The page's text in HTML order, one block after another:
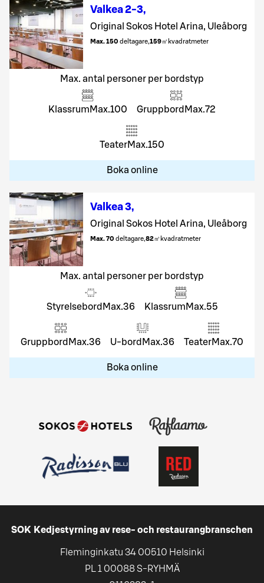
Valkea 2-3,
Original Sokos Hotel Arina, Uleåborg
Max. 150 deltagare,159㎡ kvadratmeter
Max. antal personer per bordstyp
Klassrum Max.100 Gruppbord Max.72
TeaterMax.150
Boka online
Valkea 3,
Original Sokos Hotel Arina, Uleåborg
Max. 70 deltagare,82㎡ kvadratmeter
Max. antal personer per bordstyp
Styrelsebord Max.36 Klassrum Max.55
Gruppbord Max.36 U-bord Max.36 TeaterMax.70
Boka online
SOK Kedjestyrning av rese- och restaurangbranschen
Fleminginkatu 34 00510 Helsinki
PL 1 00088 S-RYHMÄ